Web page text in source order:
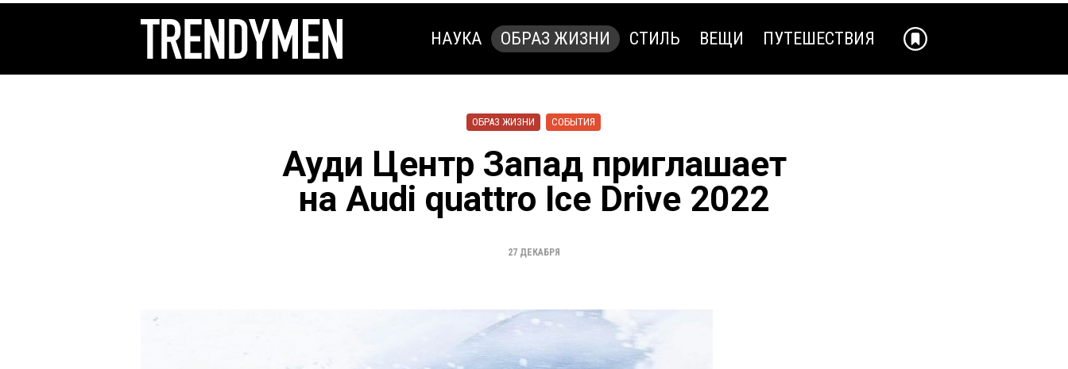
НАУКА ОБРАЗ ЖИЗНИ СТИЛЬ ВЕЩИ ПУТЕШЕСТВИЯ
ОБРАЗ ЖИЗНИ СОБЫТИЯ
Ауди Центр Запад приглашает
на Audi quattro Ice Drive 2022
27 ДЕКАБРЯ